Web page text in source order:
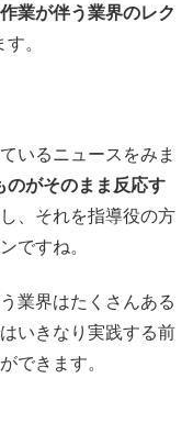
業が伴う業界のレク
。
いるニュースをみま
のがそのまま反応す
、それを指導役の方
ですね。
業界はたくさんある
いきなり実践する前
できます。